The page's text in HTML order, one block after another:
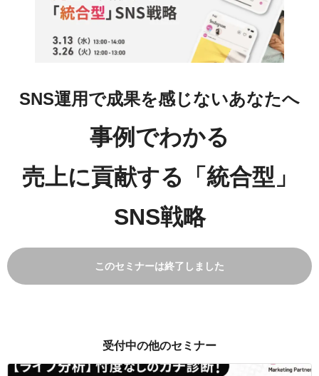
SNS運用で成果を感じないあなたへ
事例でわかる
売上に貢献する「統合型」
SNS戦略
このセミナーは終了しました
受付中の他のセミナー